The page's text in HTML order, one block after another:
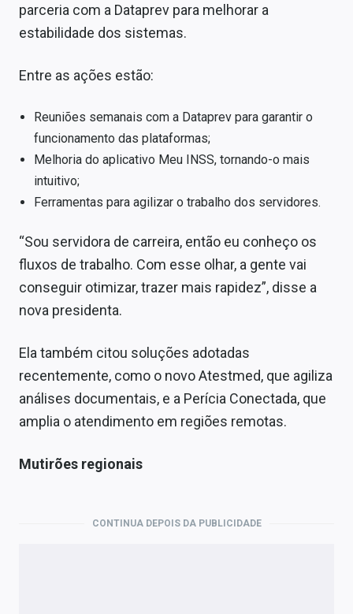
parceria com a Dataprev para melhorar a
estabilidade dos sistemas.
Entre as ações estão:
Reuniões semanais com a Dataprev para garantir o
funcionamento das plataformas;
Melhoria do aplicativo Meu INSS, tornando-o mais
intuitivo;
Ferramentas para agilizar o trabalho dos servidores.
“Sou servidora de carreira, então eu conheço os
fluxos de trabalho. Com esse olhar, a gente vai
conseguir otimizar, trazer mais rapidez”, disse a
nova presidenta.
Ela também citou soluções adotadas
recentemente, como o novo Atestmed, que agiliza
análises documentais, e a Perícia Conectada, que
amplia o atendimento em regiões remotas.
Mutirões regionais
CONTINUA DEPOIS DA PUBLICIDADE